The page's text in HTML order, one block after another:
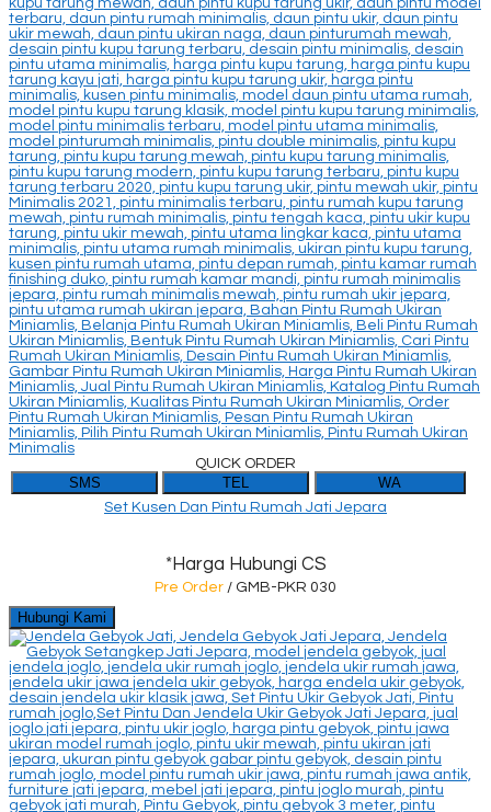
QUICK ORDER
SMS TEL WA
Set Kusen Dan Pintu Rumah Jati Jepara
*Harga Hubungi CS
Pre Order / GMB-PKR 030
Hubungi Kami